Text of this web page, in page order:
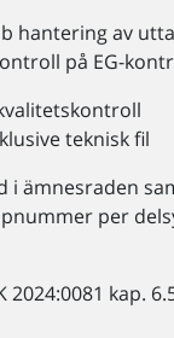
hantering av
på EG-
teknisk fil
i ämnesraden
per
kap.